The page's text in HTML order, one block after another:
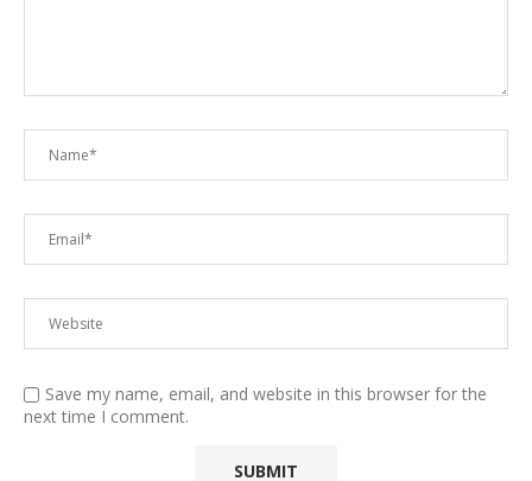
Save my name, email, and website in this browser for the
next time I comment.